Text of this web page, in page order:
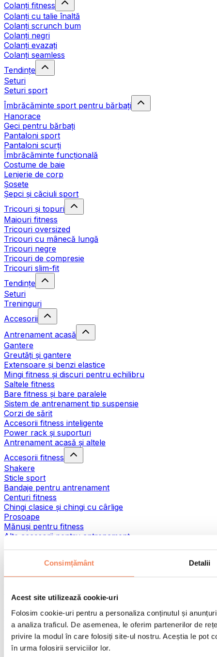
Consimțământ Detalii
Acest site utilizează cookie-uri
Folosim cookie-uri pentru a personaliza conținutul și
a analiza traficul. De asemenea, le oferim partenerilor de
privire la modul în care folosiți site-ul nostru. Aceștia le pot
în urma folosirii serviciilor lor.
Colanți fitness
Colanți cu talie înaltă
Colanți scrunch bum
Colanți negri
Colanți evazați
Colanți seamless
Tendințe
Seturi
Seturi sport
Îmbrăcăminte sport pentru bărbați
Hanorace
Geci pentru bărbați
Pantaloni sport
Pantaloni scurți
Îmbrăcăminte funcțională
Costume de baie
Lenjerie de corp
Șosete
Șepci și căciuli sport
Tricouri și topuri
Maiouri fitness
Tricouri oversized
Tricouri cu mânecă lungă
Tricouri negre
Tricouri de compresie
Tricouri slim-fit
Tendințe
Seturi
Treninguri
Accesorii
Antrenament acasă
Gantere
Greutăți și gantere
Extensoare și benzi elastice
Mingi fitness și discuri pentru echilibru
Saltele fitness
Bare fitness și bare paralele
Sistem de antrenament tip suspensie
Corzi de sărit
Accesorii fitness inteligente
Power rack și suporturi
Antrenament acasă și altele
Accesorii fitness
Shakere
Sticle sport
Bandaje pentru antrenament
Centuri fitness
Chingi clasice și chingi cu cârlige
Prosoape
Mănuși pentru fitness
Alte accesorii pentru antrenament
Ajutoare pentru reabilitare
Pistoale de masaj
Genți și accesorii pentru alimente
Genți pentru sala de sport
Rucsacuri
Accesorii în funcție de activitate